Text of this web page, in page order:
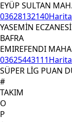
EYÜP SULTAN
03628132140
YASEMİN ECZANESİ
BAFRA
EMIREFENDI
03625443111
SÜPER LİG PUAN
#
TAKIM
O
P